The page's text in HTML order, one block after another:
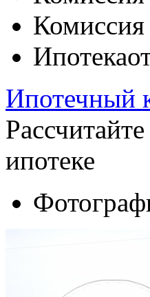
Комиссия
Ипотека
Ипотечный
ипотеке